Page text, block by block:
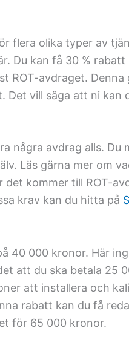
flera olika typer av
Du kan få 30 %
ROT-avdraget.
Det vill säga att ni kan
några avdrag alls. Du
Läs gärna mer om
kommer till ROT-
krav kan du hitta på
40 000 kronor. Här
att du ska betala 25
att installera och
rabatt kan du få
för 65 000 kronor.